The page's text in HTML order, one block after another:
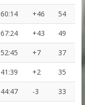
60:14 +46 54
67:24 +43 49
52:45 +7 37
41:39 +2 35
44:47 -3 33